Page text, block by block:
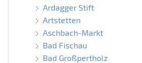
Ardagger Stift
Artstetten
Aschbach-Markt
Bad Fischau
Bad Großpertholz